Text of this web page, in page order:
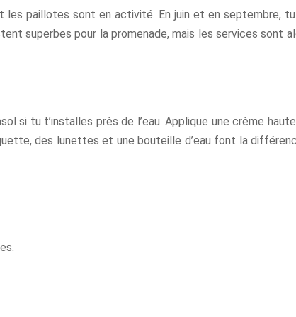
les paillotes sont en activité. En juin et en septembre,
superbes pour la promenade, mais les services sont
si tu t’installes près de l’eau. Applique une crème
des lunettes et une bouteille d’eau font la